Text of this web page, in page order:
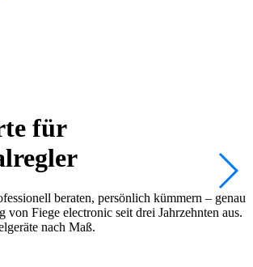
für
beraten, persönlich kümmern – genau
von Fiege electronic seit drei Jahrzehnten aus.
nach Maß.